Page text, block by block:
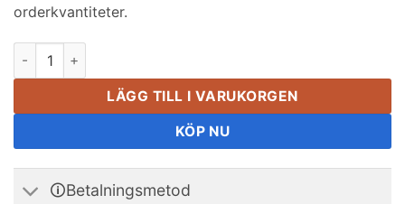
orderkvantiteter.
4st 30 mm x 20 mm x 3 mm tjocka N35
LÄGG TILL I VARUKORGEN
KÖP NU
🛈Betalningsmetod